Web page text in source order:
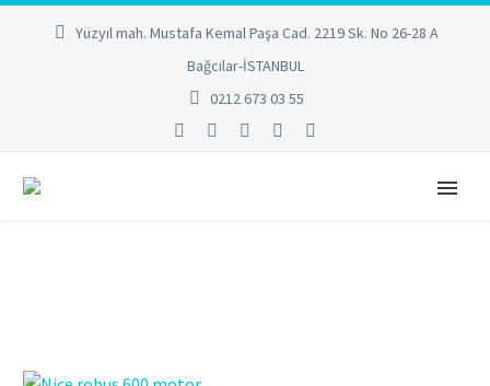
Yüzyıl mah. Mustafa Kemal Paşa Cad. 2219 Sk. No 26-28 A
Bağcılar-İSTANBUL
0212 673 03 55